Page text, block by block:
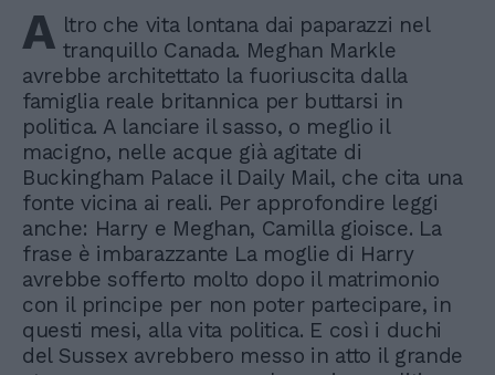
A ltro che vita lontana dai paparazzi nel
tranquillo Canada. Meghan Markle
avrebbe architettato la fuoriuscita dalla
famiglia reale britannica per buttarsi in
politica. A lanciare il sasso, o meglio il
macigno, nelle acque già agitate di
Buckingham Palace il Daily Mail, che cita una
fonte vicina ai reali. Per approfondire leggi
anche: Harry e Meghan, Camilla gioisce. La
frase è imbarazzante La moglie di Harry
avrebbe sofferto molto dopo il matrimonio
con il principe per non poter partecipare, in
questi mesi, alla vita politica. E così i duchi
del Sussex avrebbero messo in atto il grande